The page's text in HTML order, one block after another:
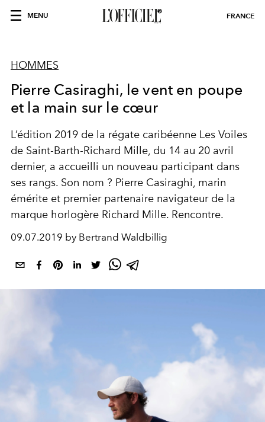
MENU FRANCE
HOMMES
Pierre Casiraghi, le vent en poupe
et la main sur le cœur
L’édition 2019 de la régate caribéenne Les Voiles
de Saint-Barth-Richard Mille, du 14 au 20 avril
dernier, a accueilli un nouveau participant dans
ses rangs. Son nom ? Pierre Casiraghi, marin
émérite et premier partenaire navigateur de la
marque horlogère Richard Mille. Rencontre.
09.07.2019 by Bertrand Waldbillig